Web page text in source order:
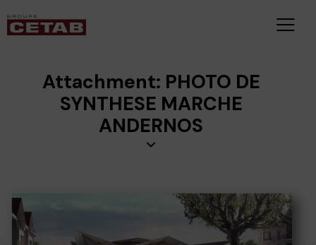
Attachment: PHOTO DE
SYNTHESE MARCHE
ANDERNOS